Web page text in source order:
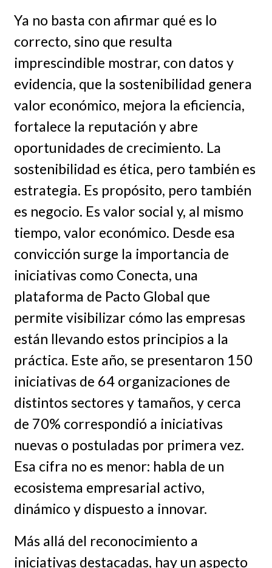
Ya no basta con afirmar qué es lo
correcto, sino que resulta
imprescindible mostrar, con datos y
evidencia, que la sostenibilidad genera
valor económico, mejora la eficiencia,
fortalece la reputación y abre
oportunidades de crecimiento. La
sostenibilidad es ética, pero también es
estrategia. Es propósito, pero también
es negocio. Es valor social y, al mismo
tiempo, valor económico. Desde esa
convicción surge la importancia de
iniciativas como Conecta, una
plataforma de Pacto Global que
permite visibilizar cómo las empresas
están llevando estos principios a la
práctica. Este año, se presentaron 150
iniciativas de 64 organizaciones de
distintos sectores y tamaños, y cerca
de 70% correspondió a iniciativas
nuevas o postuladas por primera vez.
Esa cifra no es menor: habla de un
ecosistema empresarial activo,
dinámico y dispuesto a innovar.
Más allá del reconocimiento a
iniciativas destacadas, hay un aspecto